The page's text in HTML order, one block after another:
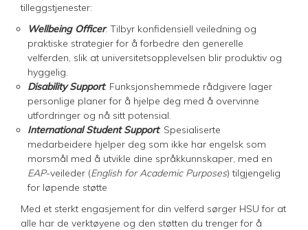
tilleggstjenester:
Wellbeing Officer: Tilbyr konfidensiell veiledning og
praktiske strategier for å forbedre den generelle
velferden, slik at universitetsopplevelsen blir produktiv og
hyggelig.
Disability Support: Funksjonshemmede rådgivere lager
personlige planer for å hjelpe deg med å overvinne
utfordringer og nå sitt potensial.
International Student Support: Spesialiserte
medarbeidere hjelper deg som ikke har engelsk som
morsmål med å utvikle dine språkkunnskaper, med en
EAP-veileder (English for Academic Purposes) tilgjengelig
for løpende støtte
Med et sterkt engasjement for din velferd sørger HSU for at
alle har de verktøyene og den støtten du trenger for å